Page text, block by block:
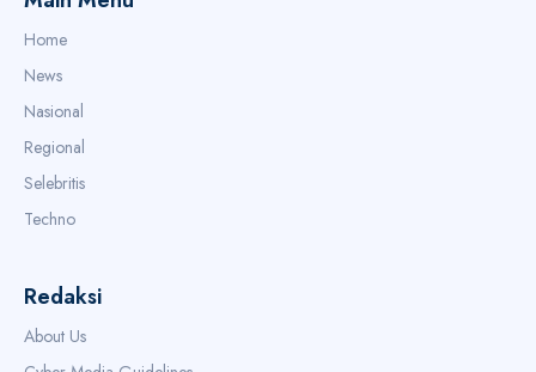
Home
News
Nasional
Regional
Selebritis
Techno
Redaksi
About Us